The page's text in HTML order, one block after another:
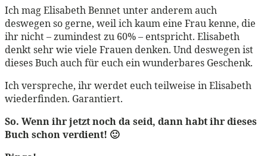
Ich mag Elisabeth Bennet unter anderem auch
deswegen so gerne, weil ich kaum eine Frau kenne, die
ihr nicht – zumindest zu 60% – entspricht. Elisabeth
denkt sehr wie viele Frauen denken. Und deswegen ist
dieses Buch auch für euch ein wunderbares Geschenk.
Ich verspreche, ihr werdet euch teilweise in Elisabeth
wiederfinden. Garantiert.
So. Wenn ihr jetzt noch da seid, dann habt ihr dieses
Buch schon verdient! 🙂